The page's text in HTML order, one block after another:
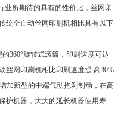
业所期待的具有的性价比，丝网印
统全自动丝网印刷机相比具有以下
360°旋转式滚筒，印刷速度可达
丝网印刷机相比印刷速度提 高30%
加新型的中端气动抱刹制动，在高
护机器，大大的延长机器使用寿